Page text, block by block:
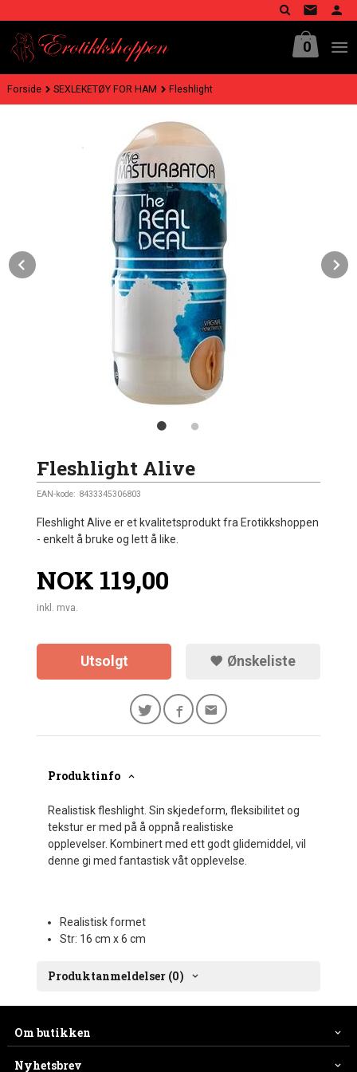
til
innholdet
0
Forside SEXLEKETØY FOR HAM Fleshlight
Fleshlight Alive
EAN-kode: 8433345306803
Fleshlight Alive er et kvalitetsprodukt fra Erotikkshoppen
- enkelt å bruke og lett å like.
Pris
NOK 119,00
inkl. mva.
Utsolgt Ønskeliste
Produktinfo
Realistisk fleshlight. Sin skjedeform, fleksibilitet og
tekstur er med på å oppnå realistiske
opplevelser. Kombinert med ett godt glidemiddel, vil
denne gi med fantastisk våt opplevelse.
Realistisk formet
Str: 16 cm x 6 cm
Produktanmeldelser (0)
Om butikken
Nyhetsbrev